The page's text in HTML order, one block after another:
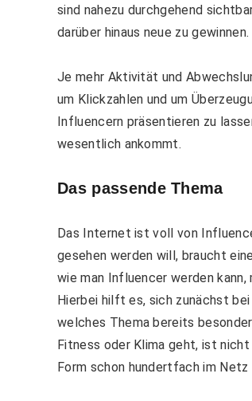
sind nahezu durchgehend
darüber hinaus neue zu gewinnen.
Je mehr Aktivität und
um Klickzahlen und um
Influencern präsentieren zu
wesentlich ankommt.
Das passende Thema
Das Internet ist voll von
gesehen werden will, braucht
wie man Influencer werden
Hierbei hilft es, sich zunächst
welches Thema bereits
Fitness oder Klima geht, ist
Form schon hundertfach im